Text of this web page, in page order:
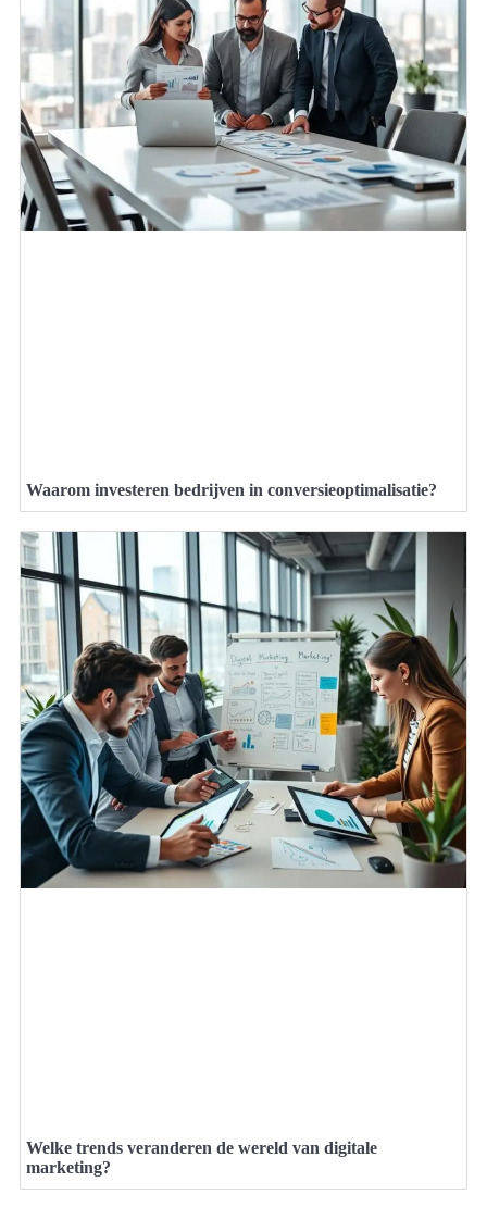
Waarom investeren bedrijven in conversieoptimalisatie?
Welke trends veranderen de wereld van digitale
marketing?